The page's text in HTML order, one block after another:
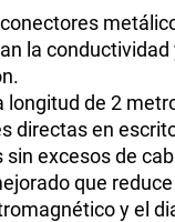
la
longitud de 2
directas en
sin excesos de
que
y el